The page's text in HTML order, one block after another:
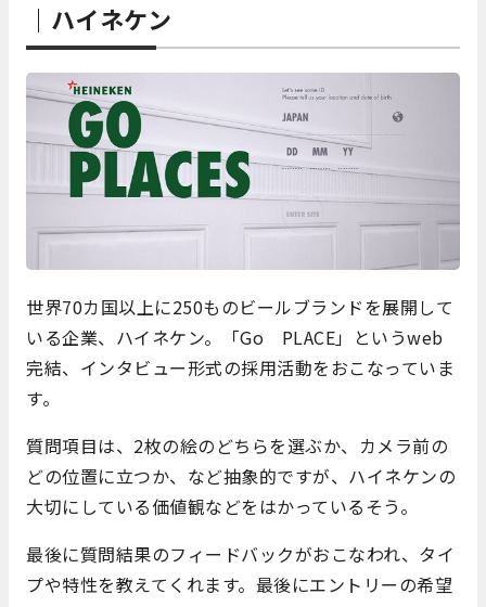
｜ハイネケン
世界70カ国以上に250ものビールブランドを展開して
いる企業、ハイネケン。「Go PLACE」というweb
完結、インタビュー形式の採用活動をおこなっていま
す。
質問項目は、2枚の絵のどちらを選ぶか、カメラ前の
どの位置に立つか、など抽象的ですが、ハイネケンの
大切にしている価値観などをはかっているそう。
最後に質問結果のフィードバックがおこなわれ、タイ
プや特性を教えてくれます。最後にエントリーの希望